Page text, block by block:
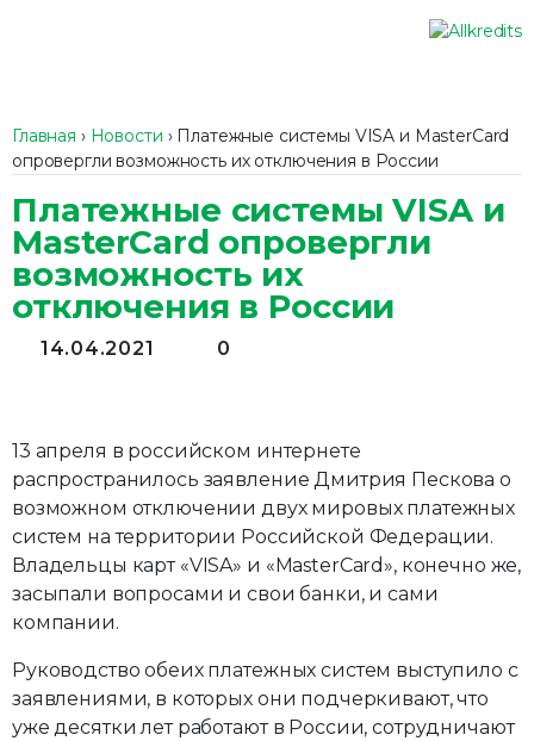
Главная › Новости › Платежные системы VISA и MasterCard
опровергли возможность их отключения в России
Платежные системы VISA и
MasterCard опровергли
возможность их
отключения в России
14.04.2021 0
13 апреля в российском интернете
распространилось заявление Дмитрия Пескова о
возможном отключении двух мировых платежных
систем на территории Российской Федерации.
Владельцы карт «VISA» и «MasterCard», конечно же,
засыпали вопросами и свои банки, и сами
компании.
Руководство обеих платежных систем выступило с
заявлениями, в которых они подчеркивают, что
уже десятки лет работают в России, сотрудничают